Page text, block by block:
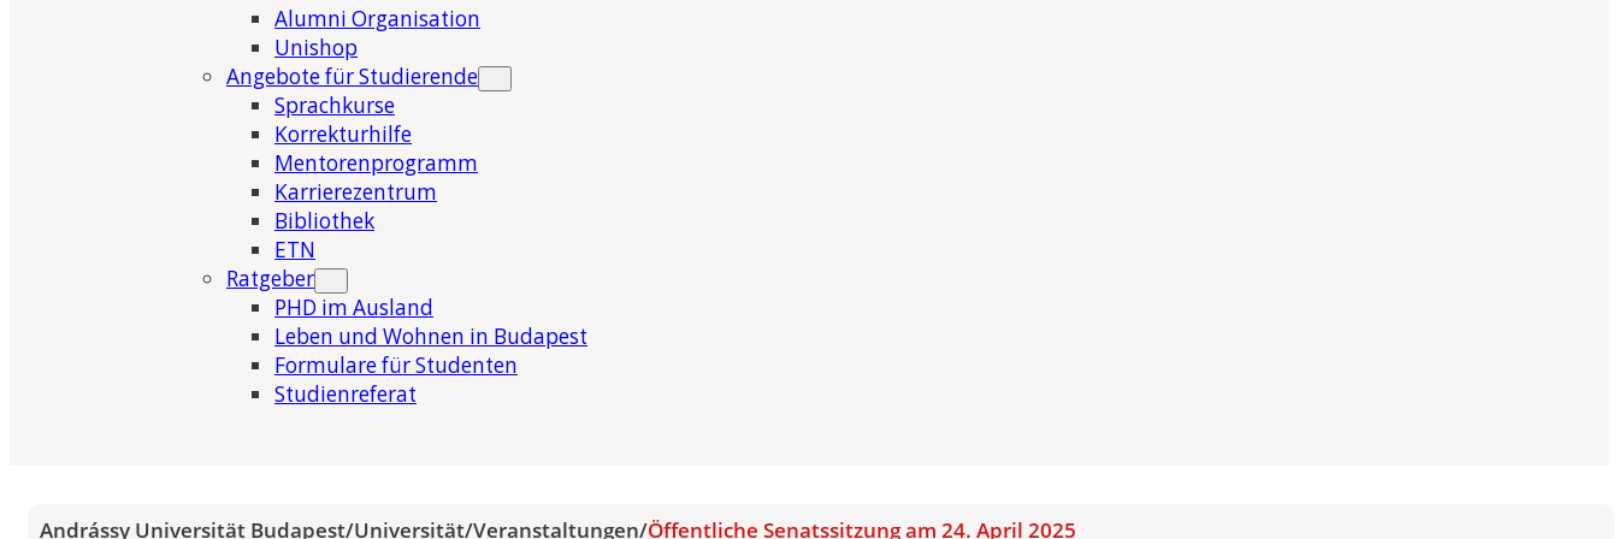
Alumni Organisation
Unishop
Angebote für Studierende
Sprachkurse
Korrekturhilfe
Mentorenprogramm
Karrierezentrum
Bibliothek
ETN
Ratgeber
PHD im Ausland
Leben und Wohnen in Budapest
Formulare für Studenten
Studienreferat
Andrássy Universität Budapest/Universität/Veranstaltungen/Öffentliche Senatssitzung am 24. April 2025